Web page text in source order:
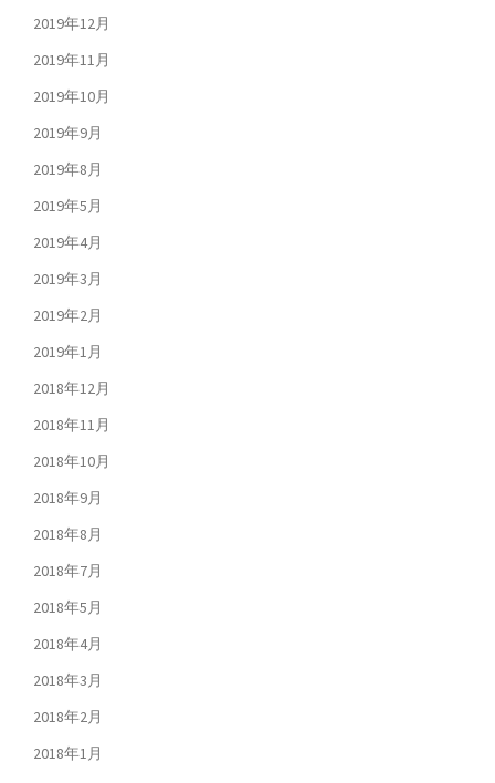
2019年12月
2019年11月
2019年10月
2019年9月
2019年8月
2019年5月
2019年4月
2019年3月
2019年2月
2019年1月
2018年12月
2018年11月
2018年10月
2018年9月
2018年8月
2018年7月
2018年5月
2018年4月
2018年3月
2018年2月
2018年1月